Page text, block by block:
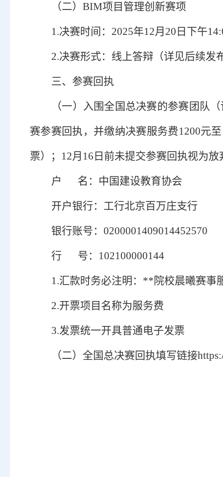
（二） BIM项目管理创新赛项
1.决赛时间： 2025年12月20日下午
2.决赛形式：线上答辩（详见后续发
三、参赛回执
（一） 入围全国总决赛的参赛团队
赛参赛回执，并缴纳决赛服务费1200元
票）；12月16日前未提交参赛回执视为放
户 名：中国建设教育协会
开户银行：工行北京百万庄支行
银行账号： 0200001409014452570
行 号： 102100000144
1.汇款时务必注明 ： **院校晨曦赛事
2.开票项目名称为服务费
3.发票统一开具普通电子发票
（二） 全国总决赛回执填写链接